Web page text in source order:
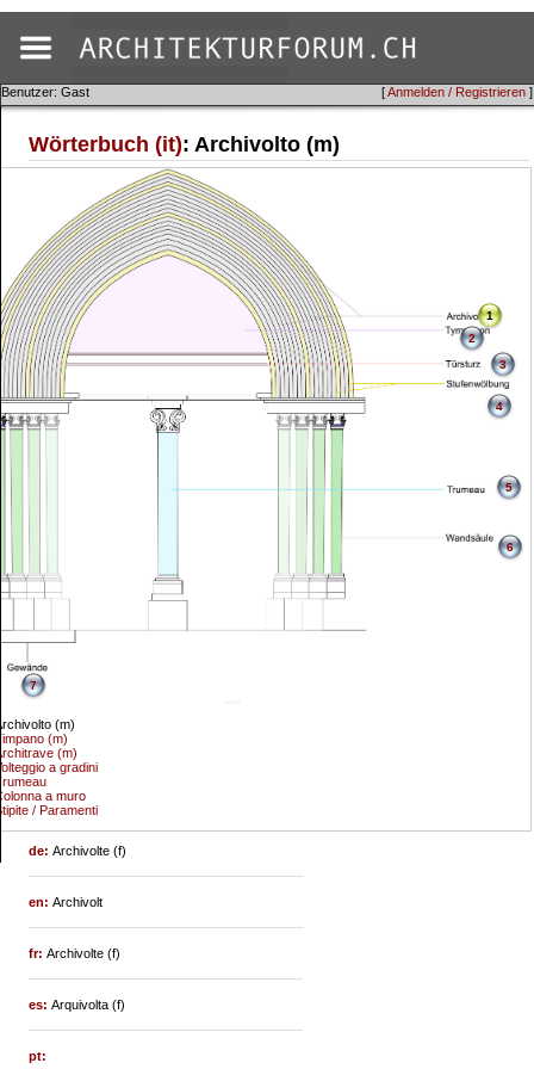
[Anmelden / Registrieren ]
Benutzer: Gast
Wörterbuch (it): Archivolto (m)
1
(m)
(m)
2
(m)
3
a gradini
4
5
a muro
6
/ Paramenti
7
de:Archivolte (f)
en:Archivolt
fr:Archivolte (f)
es:Arquivolta (f)
pt: